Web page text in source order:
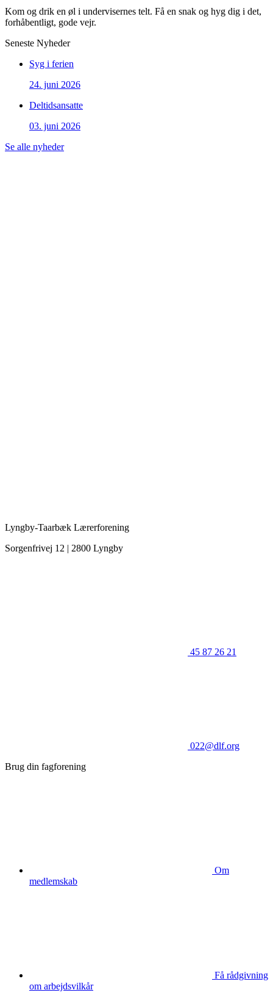
Kom og drik en øl i undervisernes telt. Få en snak og hyg dig i det,
forhåbentligt, gode vejr.
Seneste Nyheder
Syg i ferien
24. juni 2026
Deltidsansatte
03. juni 2026
Se alle nyheder
Lyngby-Taarbæk Lærerforening
Sorgenfrivej 12 | 2800 Lyngby
45 87 26 21
022@dlf.org
Brug din fagforening
Om
medlemskab
Få rådgivning
om arbejdsvilkår